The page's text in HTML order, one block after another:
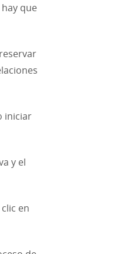
que
iniciar
y el
en